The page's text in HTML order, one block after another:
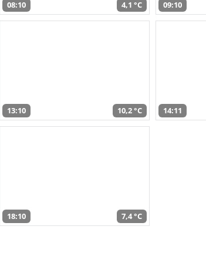
08:10 4,1 °C 09:10
13:10 10,2 °C 14:11
18:10 7,4 °C